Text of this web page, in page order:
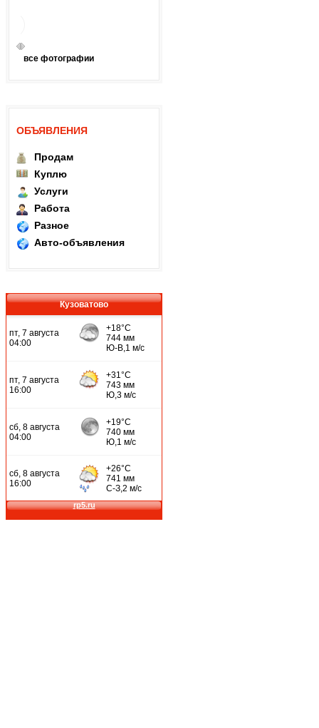
все фотографии
ОБЪЯВЛЕНИЯ
Продам
Куплю
Услуги
Работа
Разное
Авто-объявления
Кузоватово